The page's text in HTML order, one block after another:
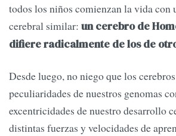
todos los niños comienzan la vida con
cerebral similar: un cerebro de
difiere radicalmente de los de
Desde luego, no niego que los
peculiaridades de nuestros genomas
excentricidades de nuestro desarrollo
distintas fuerzas y velocidades de